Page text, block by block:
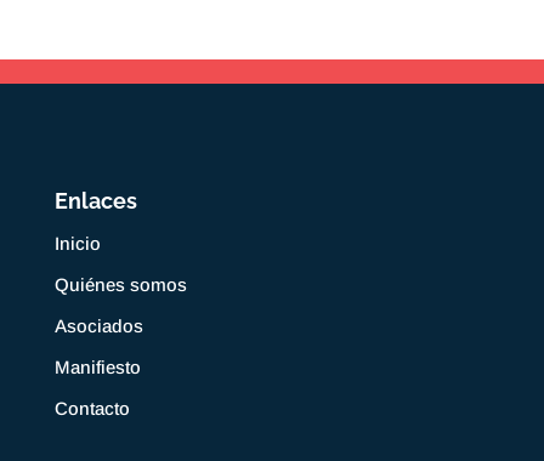
Enlaces
Inicio
Quiénes somos
Asociados
Manifiesto
Contacto